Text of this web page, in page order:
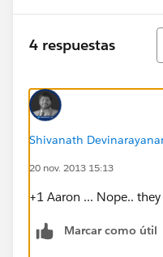
4 respuestas
Shivanath
20 nov. 2013 15:13
+1 Aaron ... Nope..
Marcar como útil